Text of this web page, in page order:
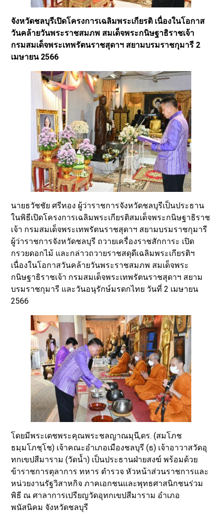
จังหวัดชลบุรีเปิดโครงการเฉลิมพระเกียรติ เนื่องในโอกาส
วันคล้ายวันพระราชสมภพ สมเด็จพระกนิษฐาธิราชเจ้า
กรมสมเด็จพระเทพรัตนราชสุดาฯ สยามบรมราชกุมารี 2
เมษายน 2566
นายธวัชชัย ศรีทอง ผู้ว่าราชการจังหวัดชลบุรีเป็นประธาน
ในพิธีเปิดโครงการเฉลิมพระเกียรติสมเด็จพระกนิษฐาธิราช
เจ้า กรมสมเด็จพระเทพรัตนราชสุดาฯ สยามบรมราชกุมารี
ผู้ว่าราชการจังหวัดชลบุรี ถวายเครื่องราชสักการะ เปิด
กรวยดอกไม้ และกล่าวถวายราชสดุดีเฉลิมพระเกียรติฯ
เนื่องในโอกาสวันคล้ายวันพระราชสมภพ สมเด็จพระ
กนิษฐาธิราชเจ้า กรมสมเด็จพระเทพรัตนราชสุดาฯ สยาม
บรมราชกุมารี และวันอนุรักษ์มรดกไทย วันที่ 2 เมษายน
2566
โดยมีพระเดชพระคุณพระชลญาณมุนี,ดร. (สมโภช
ธมฺมโภชฺโช) เจ้าคณะอำเภอเมืองชลบุรี (ธ) เจ้าอาวาสวัดอุ
ทกเขปสีมาราม (วัดน้ำ) เป็นประธานฝ่ายสงฆ์ พร้อมด้วย
ข้าราชการตุลาการ ทหาร ตำรวจ หัวหน้าส่วนราชการและ
หน่วยงานรัฐวิสาหกิจ ภาคเอกชนและพุทธศาสนิกชนร่วม
พิธี ณ ศาลาการเปรียญวัดอุทกเขปสีมาราม อำเภอ
พนัสนิคม จังหวัดชลบุรี